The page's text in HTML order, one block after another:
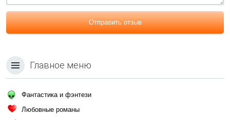
Отправить отзыв
Главное меню
Фантастика и фэнтези
Любовные романы